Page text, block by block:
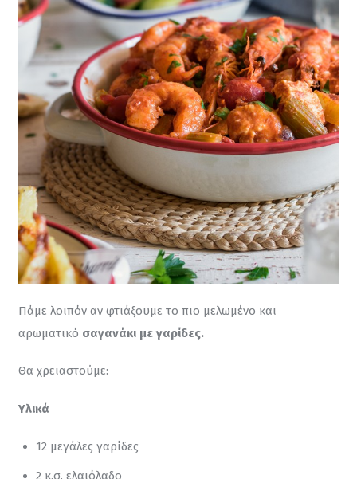
Πάμε λοιπόν αν φτιάξουμε το πιο μελωμένο και
αρωματικό σαγανάκι με γαρίδες.
Θα χρειαστούμε:
Υλικά
12 μεγάλες γαρίδες
2 κ.σ. ελαιόλαδο